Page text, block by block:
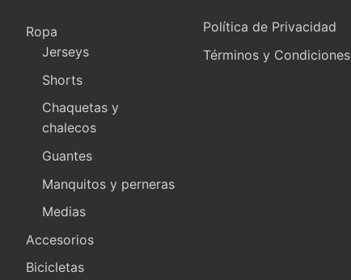
Ropa
Jerseys
Shorts
Chaquetas y
chalecos
Guantes
Manquitos y perneras
Medias
Accesorios
Bicicletas
Política de Privacidad
Términos y Condiciones